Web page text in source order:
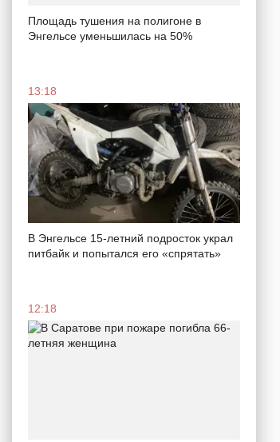
Площадь тушения на полигоне в
Энгельсе уменьшилась на 50%
13:18
В Энгельсе 15-летний подросток украл
питбайк и попытался его «спрятать»
12:18